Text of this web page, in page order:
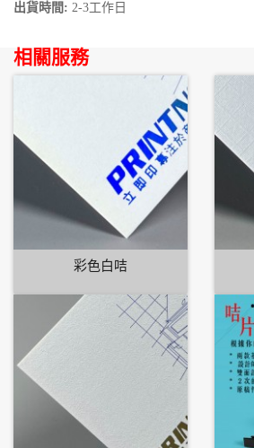
出貨時間: 2-3工作日
相關服務
彩色白咭